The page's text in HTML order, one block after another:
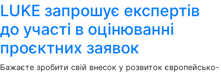
LUKE запрошує експертів
до участі в оцінюванні
проєктних заявок
Бажаєте зробити свій внесок у розвиток європейсько-